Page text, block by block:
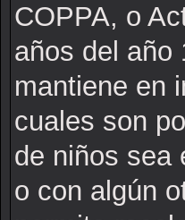
COPPA, o
años del año
mantiene en
cuales son
de niños sea
o con algún